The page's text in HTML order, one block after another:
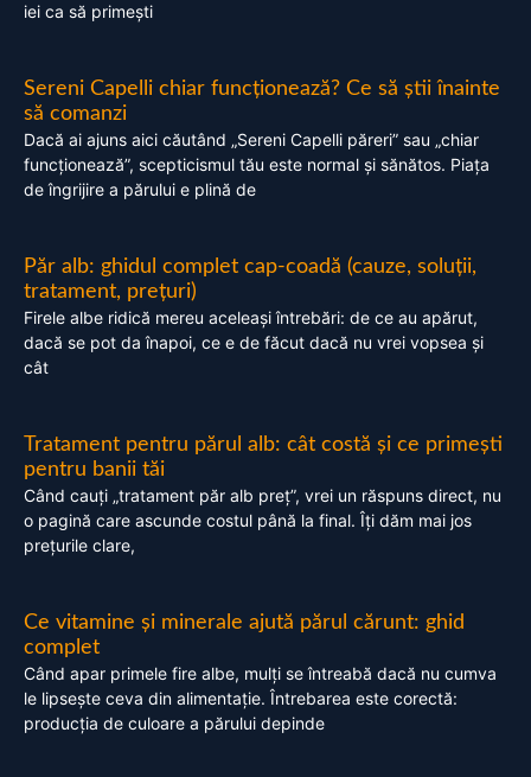
iei ca să primești
Sereni Capelli chiar funcționează? Ce să știi înainte
să comanzi
Dacă ai ajuns aici căutând „Sereni Capelli păreri” sau „chiar
funcționează”, scepticismul tău este normal și sănătos. Piața
de îngrijire a părului e plină de
Păr alb: ghidul complet cap-coadă (cauze, soluții,
tratament, prețuri)
Firele albe ridică mereu aceleași întrebări: de ce au apărut,
dacă se pot da înapoi, ce e de făcut dacă nu vrei vopsea și
cât
Tratament pentru părul alb: cât costă și ce primești
pentru banii tăi
Când cauți „tratament păr alb preț”, vrei un răspuns direct, nu
o pagină care ascunde costul până la final. Îți dăm mai jos
prețurile clare,
Ce vitamine și minerale ajută părul cărunt: ghid
complet
Când apar primele fire albe, mulți se întreabă dacă nu cumva
le lipsește ceva din alimentație. Întrebarea este corectă:
producția de culoare a părului depinde